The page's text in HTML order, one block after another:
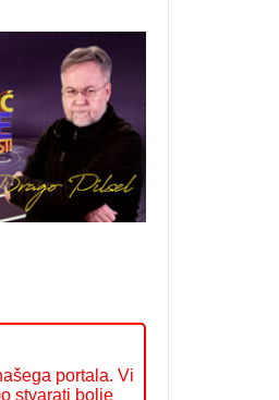
portala. Vi
stvarati bolje